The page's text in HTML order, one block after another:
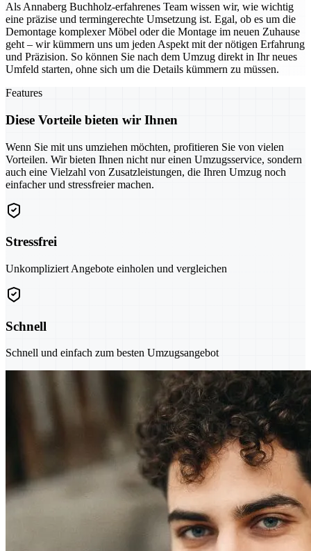
Als Annaberg Buchholz-erfahrenes Team wissen wir, wie wichtig
eine präzise und termingerechte Umsetzung ist. Egal, ob es um die
Demontage komplexer Möbel oder die Montage im neuen Zuhause
geht – wir kümmern uns um jeden Aspekt mit der nötigen Erfahrung
und Präzision. So können Sie nach dem Umzug direkt in Ihr neues
Umfeld starten, ohne sich um die Details kümmern zu müssen.
Features
Diese Vorteile bieten wir Ihnen
Wenn Sie mit uns umziehen möchten, profitieren Sie von vielen
Vorteilen. Wir bieten Ihnen nicht nur einen Umzugsservice, sondern
auch eine Vielzahl von Zusatzleistungen, die Ihren Umzug noch
einfacher und stressfreier machen.
Stressfrei
Unkompliziert Angebote einholen und vergleichen
Schnell
Schnell und einfach zum besten Umzugsangebot